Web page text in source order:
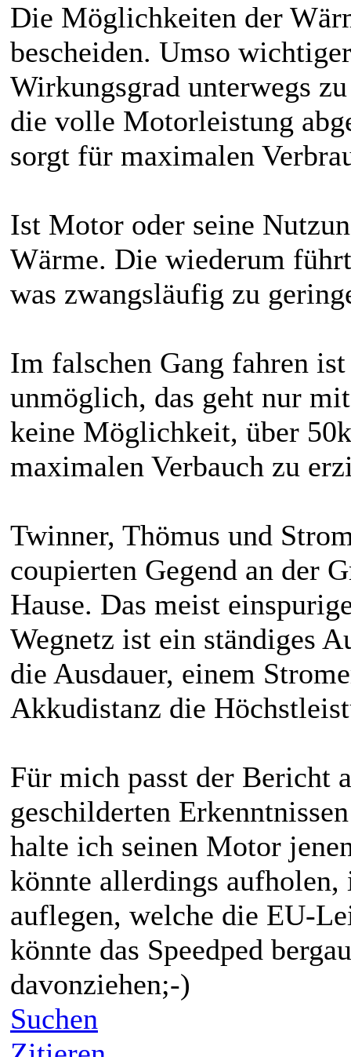
Die Möglichkeiten der
bescheiden. Umso
Wirkungsgrad unterwegs
die volle Motorleistung
sorgt für maximalen
Ist Motor oder seine
Wärme. Die wiederum
was zwangsläufig zu
Im falschen Gang fahren
unmöglich, das geht nur
keine Möglichkeit, über
maximalen Verbauch zu
Twinner, Thömus und
coupierten Gegend an der
Hause. Das meist
Wegnetz ist ein ständiges
die Ausdauer, einem
Akkudistanz die
Für mich passt der Bericht
geschilderten E
halte ich seinen Motor
könnte allerdings
auflegen, welche die EU-
könnte das Speedped
davonziehen;-)
Suchen